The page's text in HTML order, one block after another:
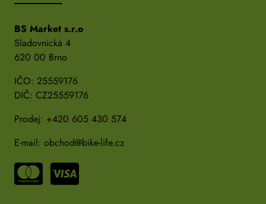
BS Market s.r.o
Sladovnická 4
620 00 Brno
IČO: 25559176
DIČ: CZ25559176
Prodej: +420 605 430 574
E-mail: obchod@bike-life.cz